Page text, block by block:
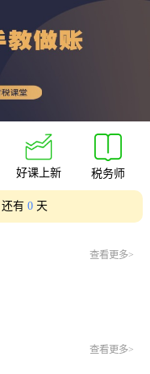
好课上新 税务师
还有0 天
查看更多>
查看更多>